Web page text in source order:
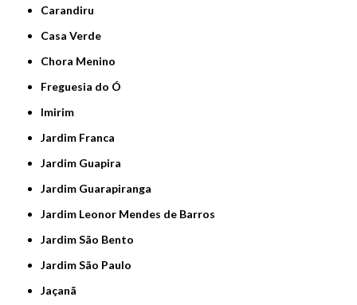
Carandiru
Casa Verde
Chora Menino
Freguesia do Ó
Imirim
Jardim Franca
Jardim Guapira
Jardim Guarapiranga
Jardim Leonor Mendes de Barros
Jardim São Bento
Jardim São Paulo
Jaçanã